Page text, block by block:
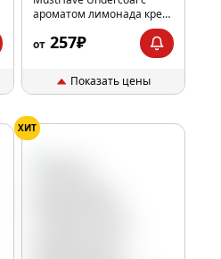
ароматом лимонада крем-
от 257₽
Показать цены
ХИТ